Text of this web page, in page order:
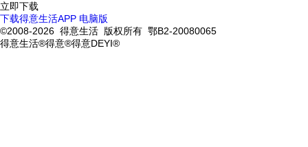
立即下载
下载得意生活APP 电脑版
©2008-2026 得意生活 版权所有 鄂B2-20080065
得意生活®得意®得意DEYI®